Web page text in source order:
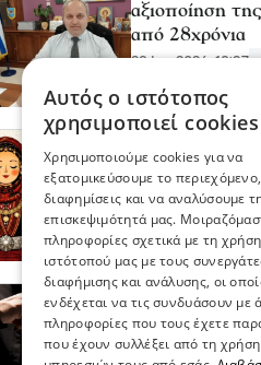
αξιοποίηση
από 28χρόνια
29 Ιου 2026, 18:37
Αναβιώνουν
Ορεινή Σερρών
28 Ιου 2026, 18:57
βάρος
των Σερρών
Αυτός ο ιστότοπος
χρησιμοποιεί cookies
Χρησιμοποιούμε cookies για να
εξατομικεύσουμε το περιεχόμενο,
διαφημίσεις και να αναλύσουμε
επισκεψιμότητά μας.
πληροφορίες σχετικά με τη
ιστότοπού μας με τους
διαφήμισης και ανάλυσης, οι
ενδέχεται να τις συνδυάσουν με
πληροφορίες που τους έχετε
που έχουν συλλέξει από τη